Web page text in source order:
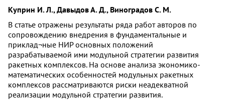
Куприн И. Л., Давыдов А. Д., Виноградов С. М.
В статье отражены результаты ряда работ авторов по
сопровождению внедрения в фундаментальные и
приклад¬ные НИР основных положений
разрабатываемой ими модульной стратегии развития
ракетных комплексов. На основе анализа экономико-
математических особенностей модульных ракетных
комплексов рассматриваются риски неадекватной
реализации модульной стратегии развития.